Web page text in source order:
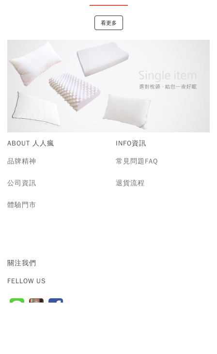
看更多
ABOUT 人人瘋
品牌精神
公司資訊
體驗門市
INFO資訊
常見問題FAQ
退貨流程
關注我們
FELLOW US